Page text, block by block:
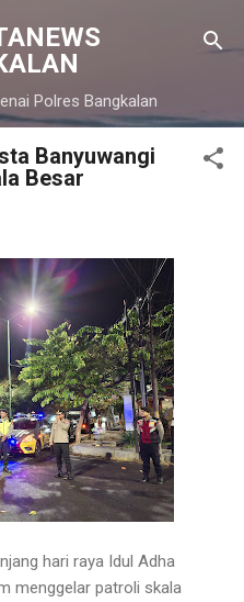
utama
Polres Bangkalan
Banyuwangi
Besar
hari raya Idul Adha
menggelar patroli skala